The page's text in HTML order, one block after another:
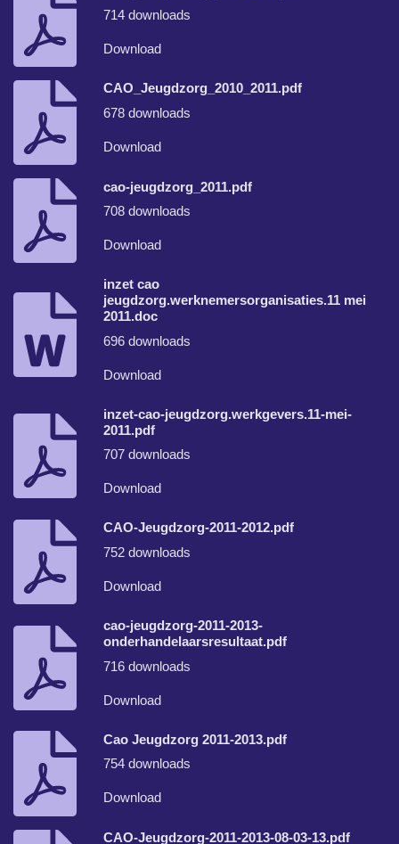
714 downloads
Download
CAO_Jeugdzorg_2010_2011.pdf
678 downloads
Download
cao-jeugdzorg_2011.pdf
708 downloads
Download
inzet cao
jeugdzorg.werknemersorganisaties.11 mei
2011.doc
696 downloads
Download
inzet-cao-jeugdzorg.werkgevers.11-mei-
2011.pdf
707 downloads
Download
CAO-Jeugdzorg-2011-2012.pdf
752 downloads
Download
cao-jeugdzorg-2011-2013-
onderhandelaarsresultaat.pdf
716 downloads
Download
Cao Jeugdzorg 2011-2013.pdf
754 downloads
Download
CAO-Jeugdzorg-2011-2013-08-03-13.pdf